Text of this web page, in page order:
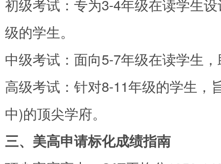
初级考试：专为3-4年级在读学生
级的学生。
中级考试：面向5-7年级在读学生
高级考试：针对8-11年级的学生，
中)的顶尖学府。
三、美高申请标化成绩指南